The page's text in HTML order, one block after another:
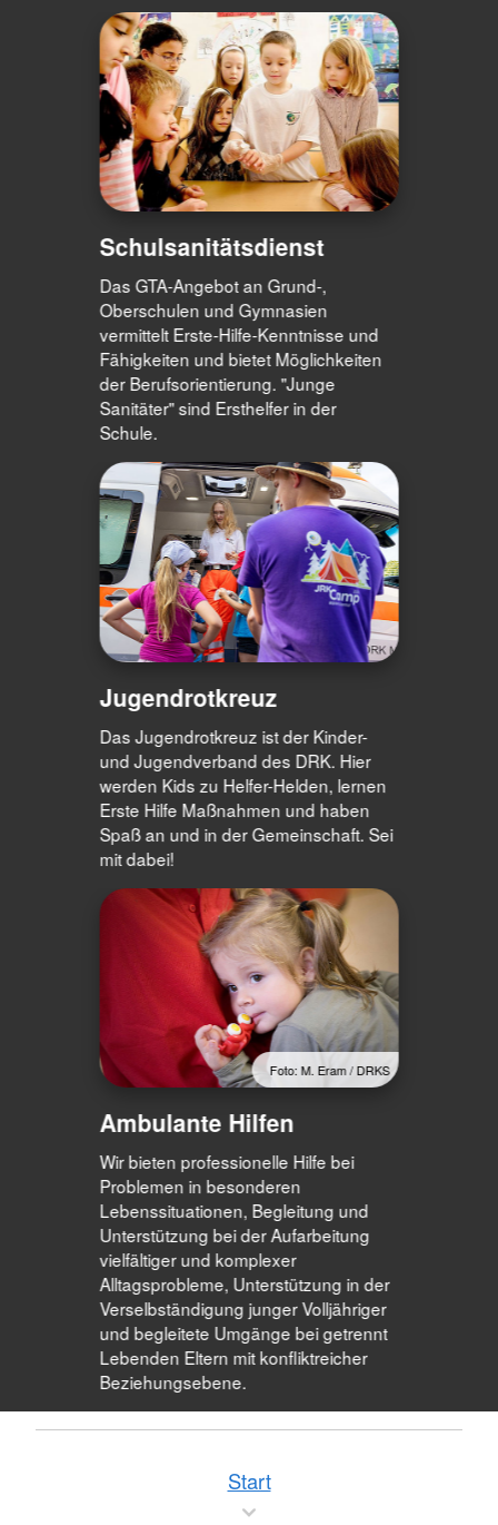
Schulsanitätsdienst
Das GTA-Angebot an Grund-,
Oberschulen und Gymnasien
vermittelt Erste-Hilfe-Kenntnisse und
Fähigkeiten und bietet Möglichkeiten
der Berufsorientierung. "Junge
Sanitäter" sind Ersthelfer in der
Schule.
Jugendrotkreuz
Das Jugendrotkreuz ist der Kinder-
und Jugendverband des DRK. Hier
werden Kids zu Helfer-Helden, lernen
Erste Hilfe Maßnahmen und haben
Spaß an und in der Gemeinschaft. Sei
mit dabei!
Foto: M. Eram / DRKS
Ambulante Hilfen
Wir bieten professionelle Hilfe bei
Problemen in besonderen
Lebenssituationen, Begleitung und
Unterstützung bei der Aufarbeitung
vielfältiger und komplexer
Alltagsprobleme, Unterstützung in der
Verselbständigung junger Volljähriger
und begleitete Umgänge bei getrennt
Lebenden Eltern mit konfliktreicher
Beziehungsebene.
Start